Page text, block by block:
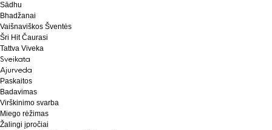
Sādhu
Bhadžanai
Vaišnaviškos Šventės
Šri Hit Čaurasi
Tattva Viveka
Sveikata
Ajurveda
Paskaitos
Badavimas
Virškinimo svarba
Miego rėžimas
Žalingi įpročiai